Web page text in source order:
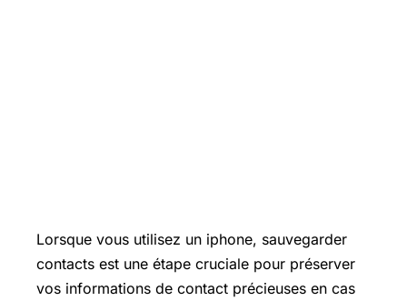
Lorsque vous utilisez un iphone, sauvegarder
contacts est une étape cruciale pour préserver
vos informations de contact précieuses en cas